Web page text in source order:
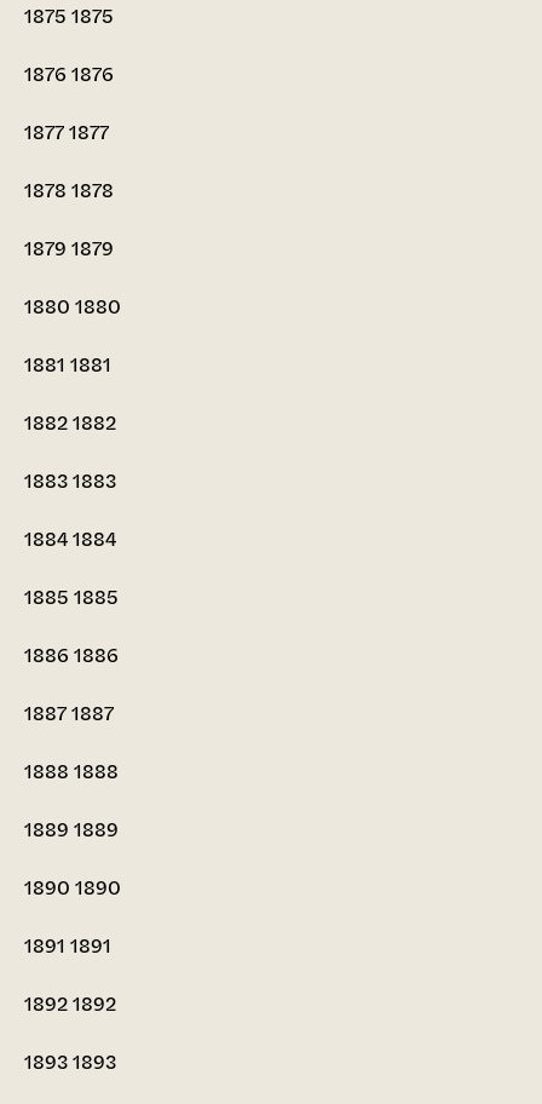
1875 1875
1876 1876
18771877
1878 1878
1879 1879
1880 1880
1881 1881
18821882
18831883
18841884
1885 1885
1886 1886
18871887
1888 1888
1889 1889
1890 1890
1891 1891
18921892
18931893